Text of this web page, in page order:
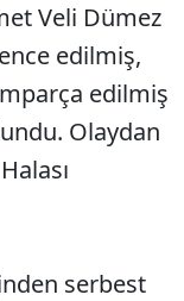
Veli Dümez
edilmiş,
edilmiş
Olaydan
serbest